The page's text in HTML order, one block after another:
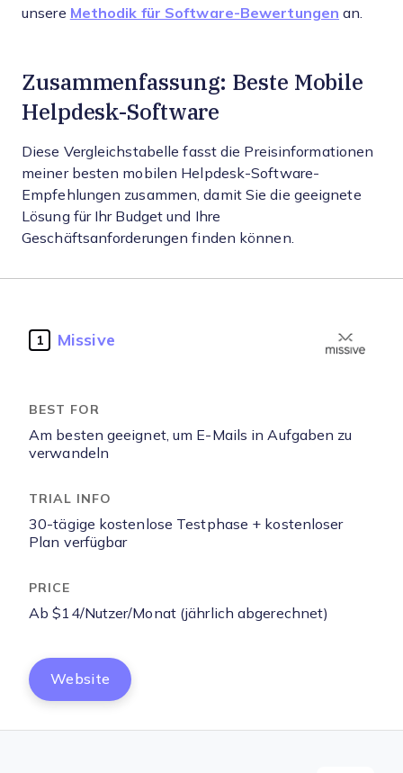
unsere Methodik für Software-Bewertungen an.
Zusammenfassung: Beste Mobile
Helpdesk-Software
Diese Vergleichstabelle fasst die Preisinformationen
meiner besten mobilen Helpdesk-Software-
Empfehlungen zusammen, damit Sie die geeignete
Lösung für Ihr Budget und Ihre
Geschäftsanforderungen finden können.
1 Missive
Am besten geeignet, um E-Mails in Aufgaben zu
verwandeln
30-tägige kostenlose Testphase + kostenloser
Plan verfügbar
Ab $14/Nutzer/Monat (jährlich abgerechnet)
Website